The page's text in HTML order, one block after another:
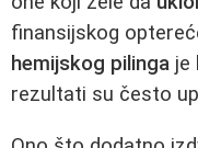
finansijskog
hemijskog pilinga je
rezultati su često